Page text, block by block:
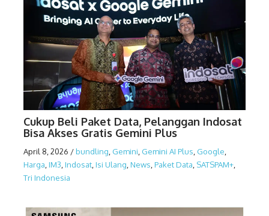
Cukup Beli Paket Data, Pelanggan Indosat
Bisa Akses Gratis Gemini Plus
April 8, 2026 /bundling Gemini Gemini AI Plus Google
Harga IM3 Indosat Isi Ulang News Paket Data SATSPAM+
Tri Indonesia